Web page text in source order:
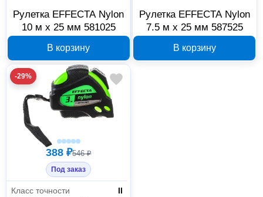
Рулетка EFFECTA Nylon
10 м x 25 мм 581025
В корзину
Рулетка EFFECTA Nylon
7.5 м x 25 мм 587525
В корзину
-29%
388 ₽546 ₽
Под заказ
Класс точности
II